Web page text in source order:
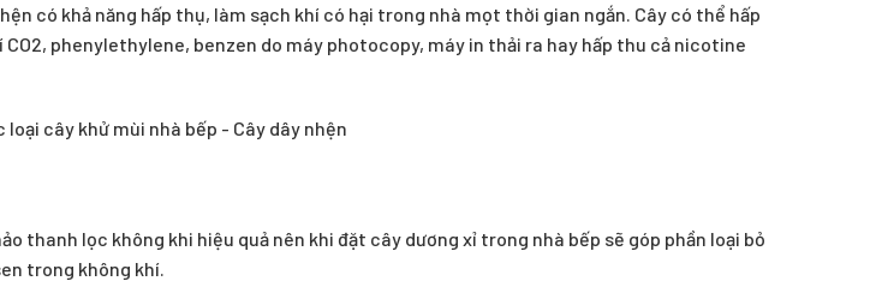
có khả năng hấp thụ, làm sạch khí có hại trong nhà mọt thời gian ngắn. Cây có thể hấp
CO2, phenylethylene, benzen do máy photocopy, máy in thải ra hay hấp thu cả nicotine
thanh lọc không khi hiệu quả nên khi đặt cây dương xỉ trong nhà bếp sẽ góp phần loại bỏ
trong không khí.